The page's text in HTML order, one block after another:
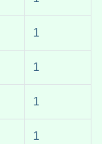
1
1
1
1